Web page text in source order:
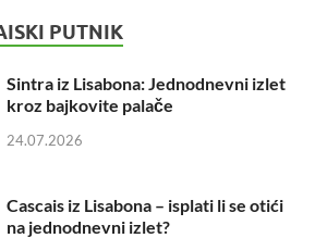
PUTNIK
Sintra iz Lisabona: Jednodnevni izlet
kroz bajkovite palače
24.07.2026
Cascais iz Lisabona – isplati li se otići
na jednodnevni izlet?